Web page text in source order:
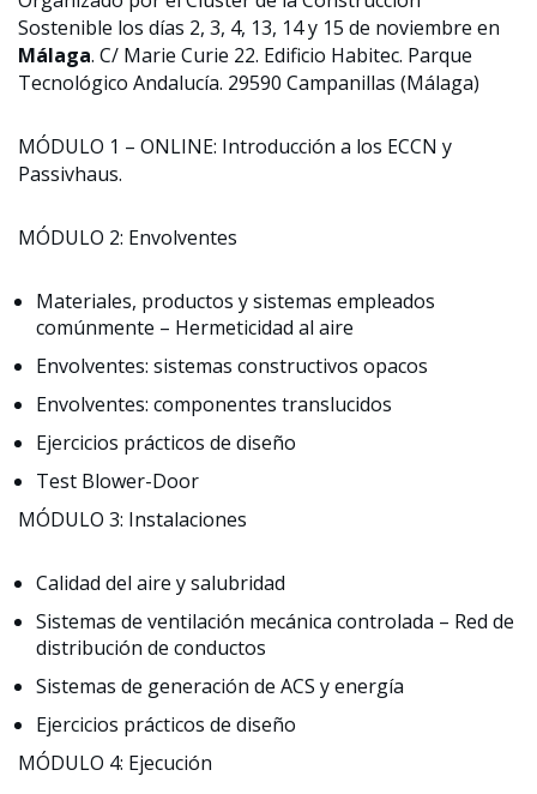
Sostenible los días 2, 3, 4, 13, 14 y 15 de noviembre en
Málaga. C/ Marie Curie 22. Edificio Habitec. Parque
Tecnológico Andalucía. 29590 Campanillas (Málaga)
MÓDULO 1 – ONLINE: Introducción a los ECCN y
Passivhaus.
MÓDULO 2: Envolventes
Materiales, productos y sistemas empleados
comúnmente – Hermeticidad al aire
Envolventes: sistemas constructivos opacos
Envolventes: componentes translucidos
Ejercicios prácticos de diseño
Test Blower-Door
MÓDULO 3: Instalaciones
Calidad del aire y salubridad
Sistemas de ventilación mecánica controlada – Red de
distribución de conductos
Sistemas de generación de ACS y energía
Ejercicios prácticos de diseño
MÓDULO 4: Ejecución